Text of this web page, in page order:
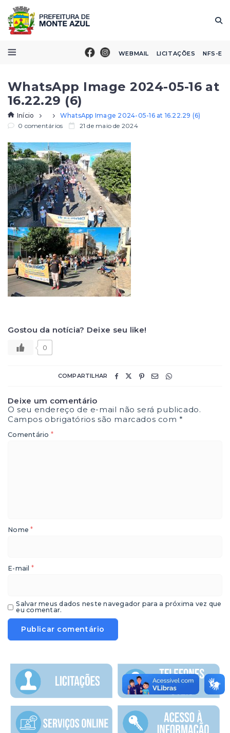
WEBMAIL LICITAÇÕES NFS-E
WhatsApp Image 2024-05-16 at
16.22.29 (6)
Início
WhatsApp Image 2024-05-16 at 16.22.29 (6)
0 comentários
21 de maio de 2024
Gostou da notícia? Deixe seu like!
0
COMPARTILHAR
Deixe um comentário
O seu endereço de e-mail não será publicado.
Campos obrigatórios são marcados com*
Comentário *
Nome*
E-mail *
Salvar meus dados neste navegador para a próxima vez que
eu comentar.